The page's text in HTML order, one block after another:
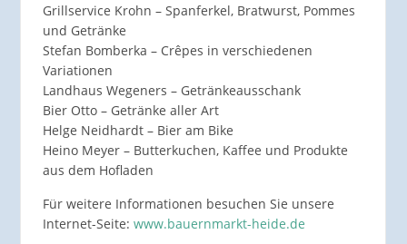
Grillservice Krohn – Spanferkel, Bratwurst, Pommes
und Getränke
Stefan Bomberka – Crêpes in verschiedenen
Variationen
Landhaus Wegeners – Getränkeausschank
Bier Otto – Getränke aller Art
Helge Neidhardt – Bier am Bike
Heino Meyer – Butterkuchen, Kaffee und Produkte
aus dem Hofladen
Für weitere Informationen besuchen Sie unsere
Internet-Seite: www.bauernmarkt-heide.de